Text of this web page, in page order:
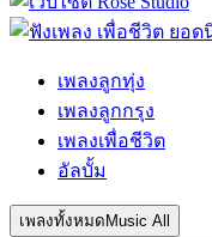
เพลงลูกทุ่ง
เพลงลูกกรุง
เพลงเพื่อชีวิต
อัลบั้ม
เพลงทั้งหมด Music All